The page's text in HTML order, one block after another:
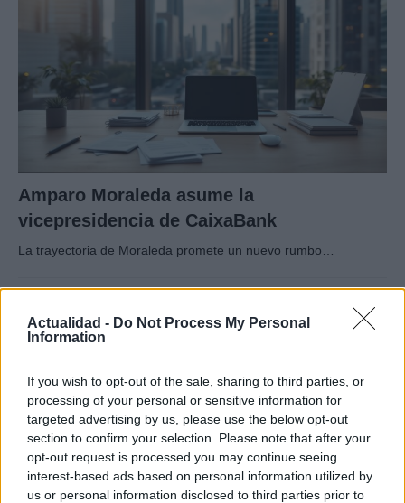
Actualidad - Do Not Process My Personal
Information
If you wish to opt-out of the sale, sharing to third parties, or
processing of your personal or sensitive information for
targeted advertising by us, please use the below opt-out
section to confirm your selection. Please note that after your
opt-out request is processed you may continue seeing
interest-based ads based on personal information utilized by
us or personal information disclosed to third parties prior to
Amparo Moraleda asume la
vicepresidencia de CaixaBank
La trayectoria de Moraleda promete un nuevo rumbo…